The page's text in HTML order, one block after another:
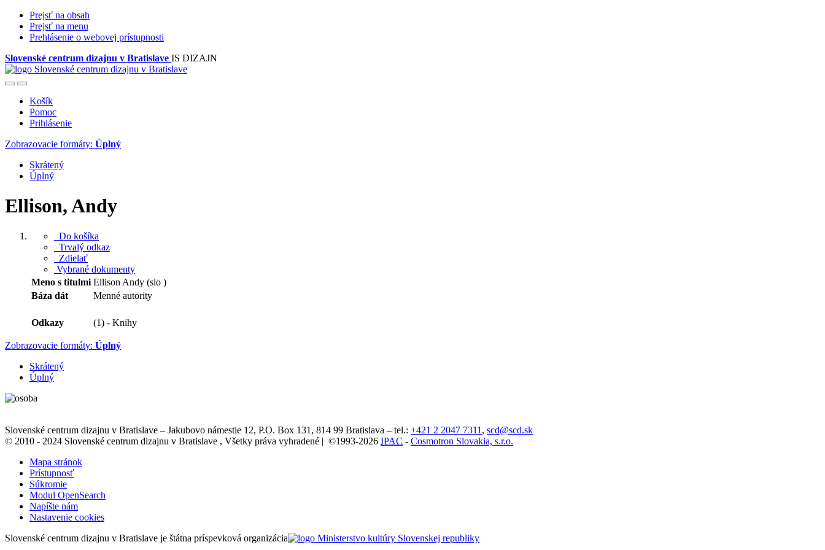
Prejsť na obsah
Prejsť na menu
Prehlásenie o webovej prístupnosti
Slovenské centrum dizajnu v Bratislave IS DIZAJN
Košík
Pomoc
Prihlásenie
Zobrazovacie formáty: Úplný
Skrátený
Úplný
Ellison, Andy
Do košíka
Trvalý odkaz
Zdielať
Vybrané dokumenty
Meno s titulmi Ellison Andy (slo )
Báza dát
Menné autority
Odkazy (1) - Knihy
Zobrazovacie formáty: Úplný
Skrátený
Úplný
Slovenské centrum dizajnu v Bratislave – Jakubovo námestie 12, P.O. Box 131, 814 99 Bratislava – tel.: +421 2 2047 7311 , scd@scd.sk
© 2010 - 2024 Slovenské centrum dizajnu v Bratislave , Všetky práva vyhradené | ©1993-2026 IPAC - Cosmotron Slovakia, s.r.o.
Mapa stránok
Prístupnosť
Súkromie
Modul OpenSearch
Napíšte nám
Nastavenie cookies
Slovenské centrum dizajnu v Bratislave je štátna príspevková organizácia